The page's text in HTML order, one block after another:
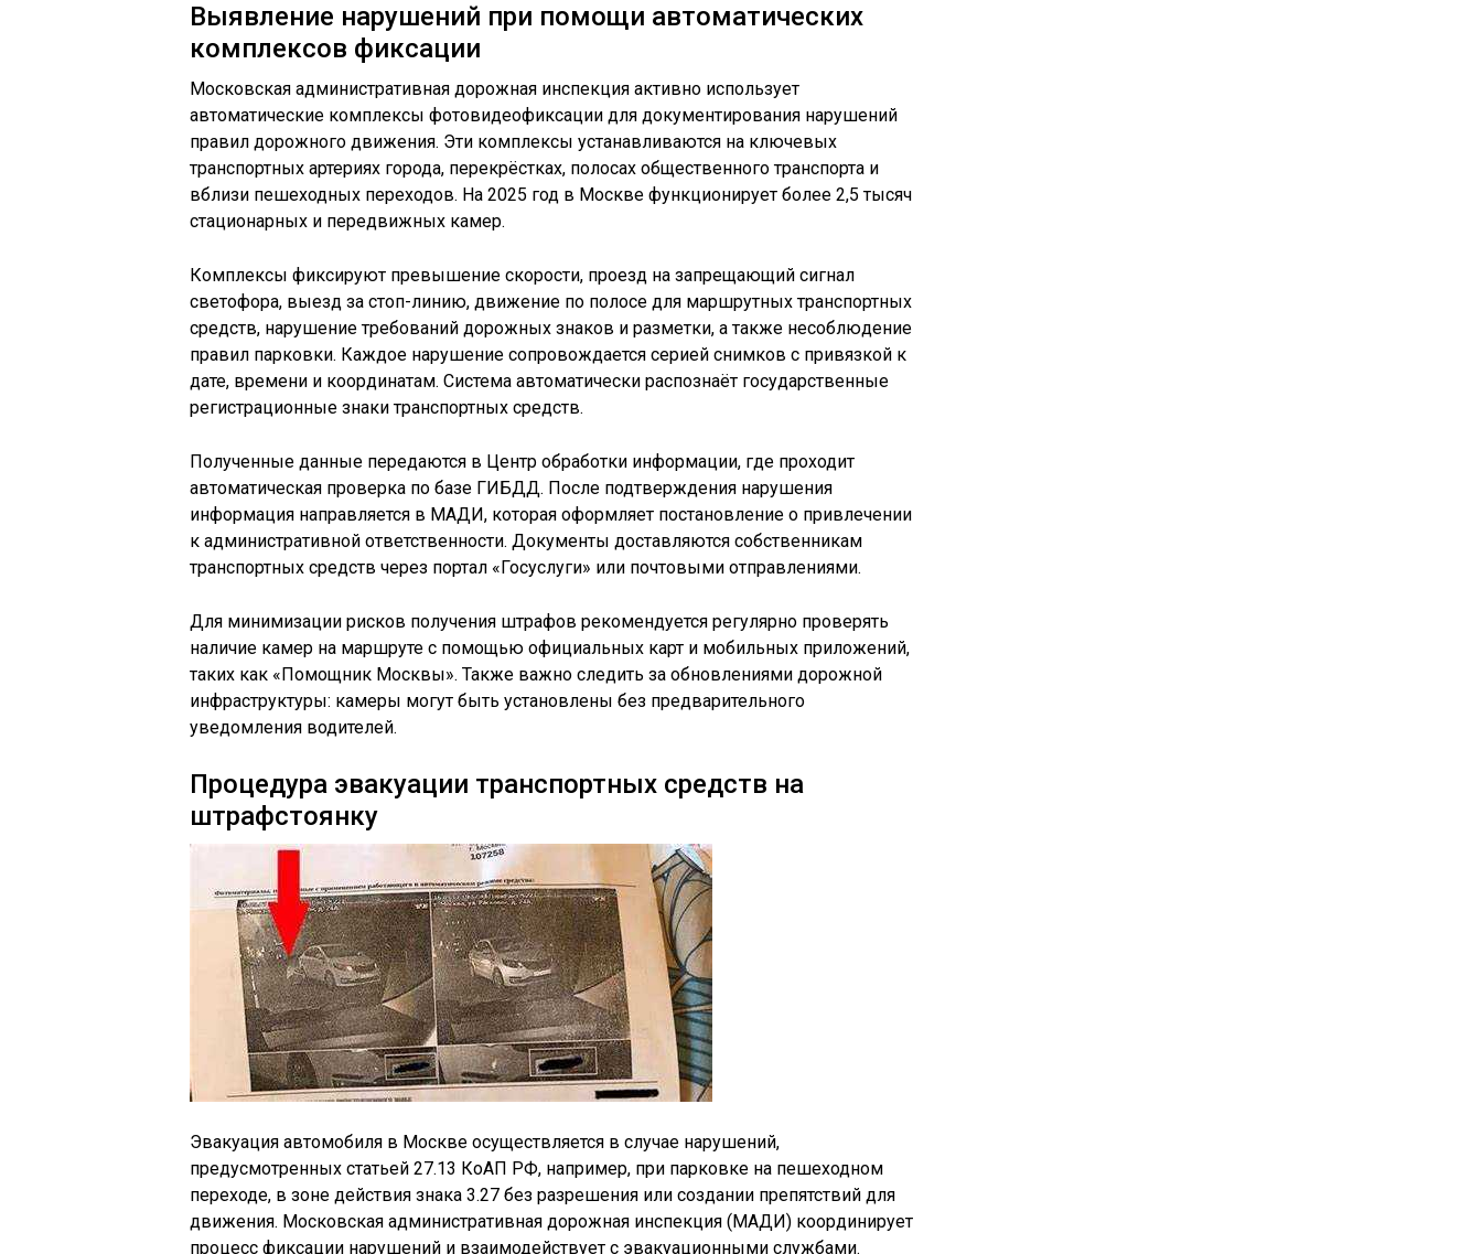
Выявление нарушений при помощи автоматических
комплексов фиксации
Московская административная дорожная инспекция активно использует
автоматические комплексы фотовидеофиксации для документирования нарушений
правил дорожного движения. Эти комплексы устанавливаются на ключевых
транспортных артериях города, перекрёстках, полосах общественного транспорта и
вблизи пешеходных переходов. На 2025 год в Москве функционирует более 2,5 тысяч
стационарных и передвижных камер.
Комплексы фиксируют превышение скорости, проезд на запрещающий сигнал
светофора, выезд за стоп-линию, движение по полосе для маршрутных транспортных
средств, нарушение требований дорожных знаков и разметки, а также несоблюдение
правил парковки. Каждое нарушение сопровождается серией снимков с привязкой к
дате, времени и координатам. Система автоматически распознаёт государственные
регистрационные знаки транспортных средств.
Полученные данные передаются в Центр обработки информации, где проходит
автоматическая проверка по базе ГИБДД. После подтверждения нарушения
информация направляется в МАДИ, которая оформляет постановление о привлечении
к административной ответственности. Документы доставляются собственникам
транспортных средств через портал «Госуслуги» или почтовыми отправлениями.
Для минимизации рисков получения штрафов рекомендуется регулярно проверять
наличие камер на маршруте с помощью официальных карт и мобильных приложений,
таких как «Помощник Москвы». Также важно следить за обновлениями дорожной
инфраструктуры: камеры могут быть установлены без предварительного
уведомления водителей.
Процедура эвакуации транспортных средств на
штрафстоянку
Эвакуация автомобиля в Москве осуществляется в случае нарушений,
предусмотренных статьей 27.13 КоАП РФ, например, при парковке на пешеходном
переходе, в зоне действия знака 3.27 без разрешения или создании препятствий для
движения. Московская административная дорожная инспекция (МАДИ) координирует
процесс фиксации нарушений и взаимодействует с эвакуационными службами.